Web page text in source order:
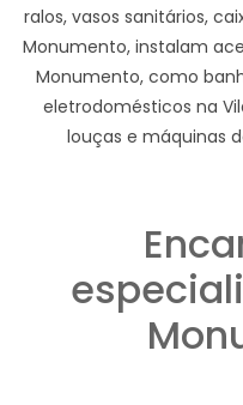
ralos, vasos sanitários,
Monumento, instalam
Monumento, como
eletrodomésticos na
louças e máquinas